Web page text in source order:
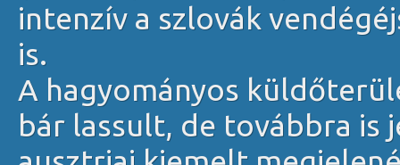
intenzív a szlovák
is.
A hagyományos
bár lassult, de továbbra is